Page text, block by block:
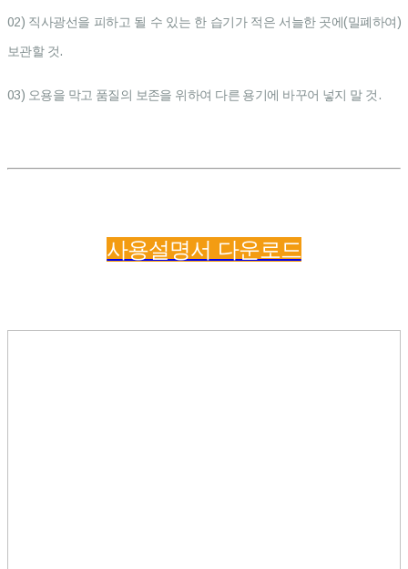
02) 직사광선을 피하고 될 수 있는 한 습기가 적은 서늘한 곳에(밀폐하여)
보관할 것.
03) 오용을 막고 품질의 보존을 위하여 다른 용기에 바꾸어 넣지 말 것.
사용설명서 다운로드